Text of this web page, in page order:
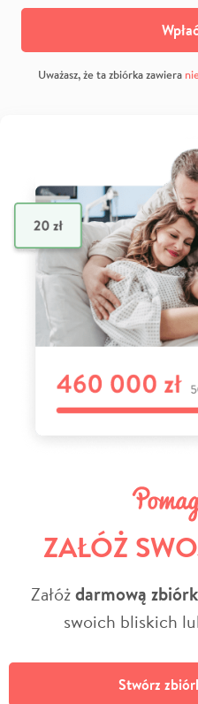
Uważasz, że ta zbiórka zawiera
ZAŁÓŻ
Załóżdarmową
swoich bliskich
Stwórz